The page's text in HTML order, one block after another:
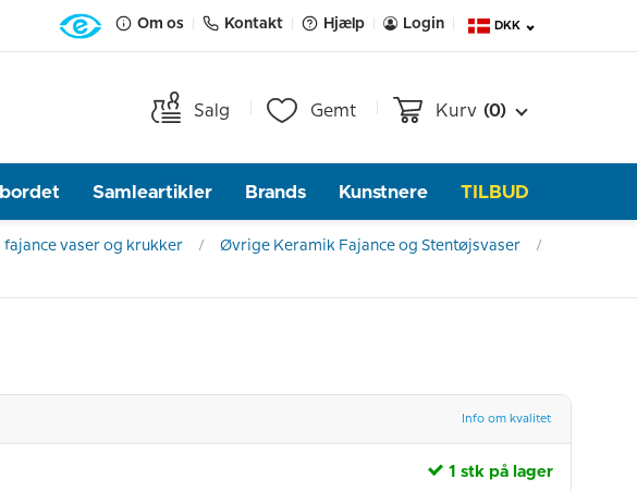
Om os Kontakt Hjælp Login DKK
Salg Gemt Kurv (0)
Samleartikler Brands Kunstnere TILBUD
vaser og krukker
Øvrige Keramik Fajance og Stentøjsvaser
Info om kvalitet
1 stk på lager